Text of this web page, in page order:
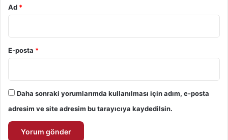
Ad *
E-posta *
Daha sonraki yorumlarımda kullanılması için adım, e-posta
adresim ve site adresim bu tarayıcıya kaydedilsin.